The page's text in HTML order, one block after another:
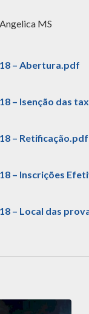
MS
– Abertura.pdf
– Isenção das
– Retificação.pdf
– Inscrições
– Local das